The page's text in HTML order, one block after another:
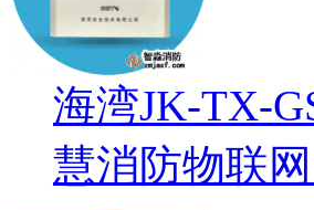
海湾JK-TX-
慧消防物联网